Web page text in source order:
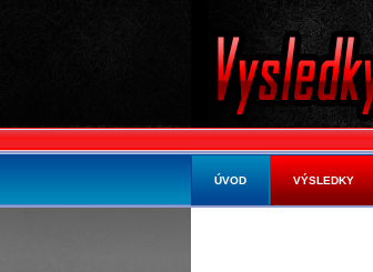
ÚVOD VÝSLEDKY